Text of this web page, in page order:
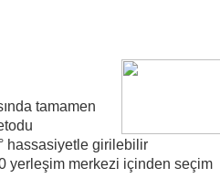
tamamen
hassasiyetle girilebilir
yerleşim merkezi içinden seçim